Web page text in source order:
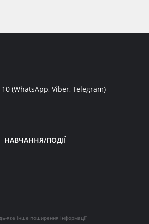
10 (WhatsApp, Viber, Telegram)
НАВЧАННЯ/ПОДІЇ
яке інше поширення інформації